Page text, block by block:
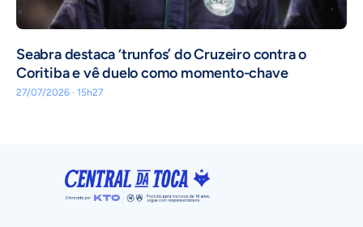
Seabra destaca ‘trunfos’ do Cruzeiro contra o
Coritiba e vê duelo como momento-chave
27/07/2026 · 15h27